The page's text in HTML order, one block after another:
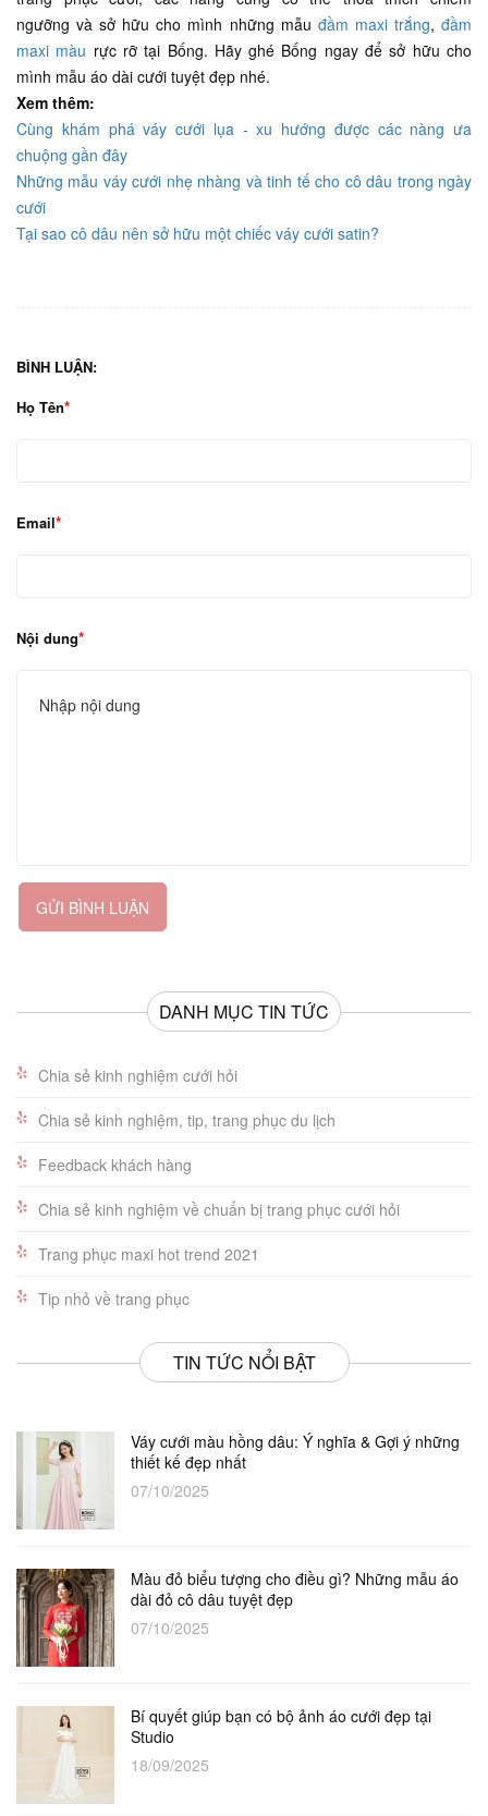
ngưỡng và sở hữu cho mình những mẫu đầm maxi trắng,đầm
maxi màu rực rỡ tại Bống. Hãy ghé Bống ngay để sở hữu cho
mình mẫu áo dài cưới tuyệt đẹp nhé.
Xem thêm:
Cùng khám phá váy cưới lụa - xu hướng được các nàng ưa
chuộng gần đây
Những mẫu váy cưới nhẹ nhàng và tinh tế cho cô dâu trong ngày
cưới
Tại sao cô dâu nên sở hữu một chiếc váy cưới satin?
BÌNH LUẬN:
Họ Tên
Email
Nội dung
GỬI BÌNH LUẬN
DANH MỤC TIN TỨC
Chia sẻ kinh nghiệm cưới hỏi
Chia sẻ kinh nghiệm, tip, trang phục du lịch
Feedback khách hàng
Chia sẻ kinh nghiệm về chuẩn bị trang phục cưới hỏi
Trang phục maxi hot trend 2021
Tip nhỏ về trang phục
TIN TỨC NỔI BẬT
Váy cưới màu hồng dâu: Ý nghĩa & Gợi ý những
thiết kế đẹp nhất
07/10/2025
Màu đỏ biểu tượng cho điều gì? Những mẫu áo
dài đỏ cô dâu tuyệt đẹp
07/10/2025
Bí quyết giúp bạn có bộ ảnh áo cưới đẹp tại
Studio
18/09/2025